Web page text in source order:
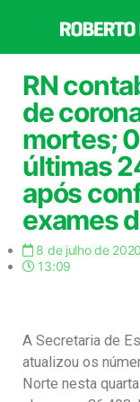
o
conteúdo
RN
de
mortes;
últimas
após
exames
8 de julho de 2020
13:09
A Secretaria de
atualizou os
Norte nesta